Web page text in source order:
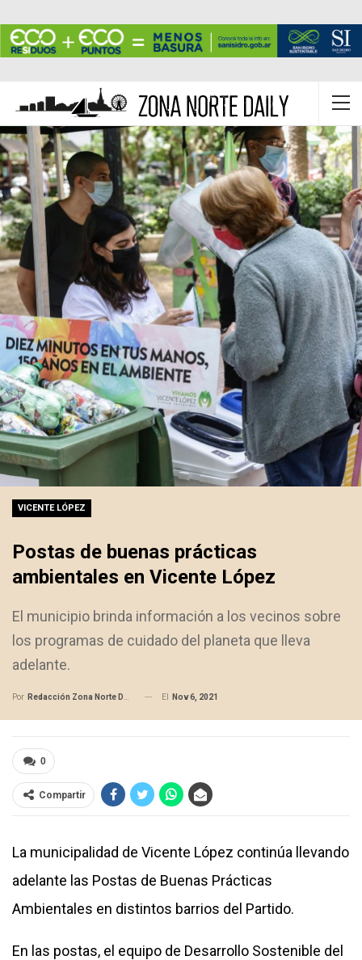
VICENTE LÓPEZ
Postas de buenas prácticas
ambientales en Vicente López
El municipio brinda información a los vecinos sobre
los programas de cuidado del planeta que lleva
adelante.
Por Redacción Zona Norte Daily El Nov 6, 2021
0
Compartir
La municipalidad de Vicente López continúa llevando
adelante las Postas de Buenas Prácticas
Ambientales en distintos barrios del Partido.
En las postas, el equipo de Desarrollo Sostenible del